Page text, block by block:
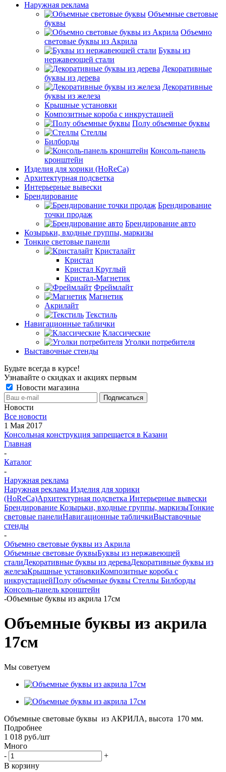
Наружная реклама
Объемные световые
буквы
Объемно
световые буквы из Акрила
Буквы из
нержавеющей стали
Декоративные
буквы из дерева
Декоративные
буквы из железа
Крышные установки
Композитные короба с инкрустацией
Полу объемные буквы
Стеллы
Билборды
Консоль-панель
кронштейн
Изделия для хорики (HoReCa)
Архитектурная подсветка
Интерьерные вывески
Брендирование
Брендирование
точки продаж
Брендирование авто
Козырьки, входные группы, маркизы
Тонкие световые панели
Кристалайт
Кристал
Кристал Круглый
Кристал-Магнетик
Фреймлайт
Магнетик
Акрилайт
Текстиль
Навигационные таблички
Классические
Уголки потребителя
Выставочные стенды
Будьте всегда в курсе!
Узнавайте о скидках и акциях первым
Новости магазина
Новости
Все новости
1 Мая 2017
Консольная конструкция запрещается в Казани
Главная
-
Каталог
-
Наружная реклама
Наружная реклама Изделия для хорики
(HoReCa)Архитектурная подсветка Интерьерные вывески
Брендирование Козырьки, входные группы, маркизыТонкие
световые панелиНавигационные табличкиВыставочные
стенды
-
Объемно световые буквы из Акрила
Объемные световые буквыБуквы из нержавеющей
сталиДекоративные буквы из дереваДекоративные буквы из
железаКрышные установкиКомпозитные короба с
инкрустациейПолу объемные буквы Стеллы Билборды
Консоль-панель кронштейн
-Объемные буквы из акрила 17см
Объемные буквы из акрила
17см
Мы советуем
Объемные световые буквы из АКРИЛА, высота 170 мм.
Подробнее
1 018 руб./шт
Много
-
+
В корзину